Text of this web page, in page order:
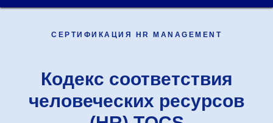
СЕРТИФИКАЦИЯ HR MANAGEMENT
Кодекс соответствия
человеческих ресурсов